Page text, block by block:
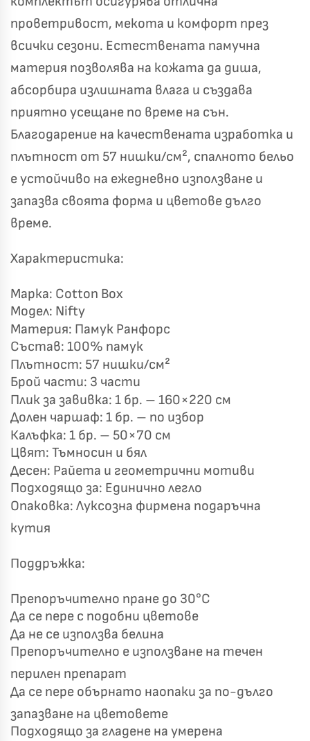
проветривост, мекота и комфорт през
всички сезони. Естествената памучна
материя позволява на кожата да диша,
абсорбира излишната влага и създава
приятно усещане по време на сън.
Благодарение на качествената изработка и
плътност от 57 нишки/см², спалното бельо
е устойчиво на ежедневно използване и
запазва своята форма и цветове дълго
време.
Характеристика:
Марка: Cotton Box
Модел: Nifty
Материя: Памук Ранфорс
Състав: 100% памук
Плътност: 57 нишки/см²
Брой части: 3 части
Плик за завивка: 1 бр. – 160×220 см
Долен чаршаф: 1 бр. – по избор
Калъфка: 1 бр. – 50×70 см
Цвят: Тъмносин и бял
Десен: Райета и геометрични мотиви
Подходящо за: Единично легло
Опаковка: Луксозна фирмена подаръчна
кутия
Поддръжка:
Препоръчително пране до 30°C
Да се пере с подобни цветове
Да не се използва белина
Препоръчително е използване на течен
перилен препарат
Да се пере обърнато наопаки за по-дълго
запазване на цветовете
Подходящо за гладене на умерена
Късметът избра Вас!
✦
✦
Бяло и Небесносиньо
Светлосиво и Антрацит